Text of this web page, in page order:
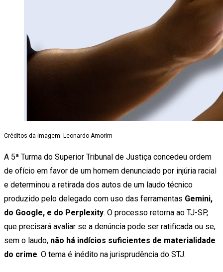
Créditos da imagem: Leonardo Amorim
A 5ª Turma do Superior Tribunal de Justiça concedeu ordem
de ofício em favor de um homem denunciado por injúria racial
e determinou a retirada dos autos de um laudo técnico
produzido pelo delegado com uso das ferramentas Gemini,
do Google, e do Perplexity. O processo retorna ao TJ-SP,
que precisará avaliar se a denúncia pode ser ratificada ou se,
sem o laudo, não há indícios suficientes de materialidade
do crime. O tema é inédito na jurisprudência do STJ.